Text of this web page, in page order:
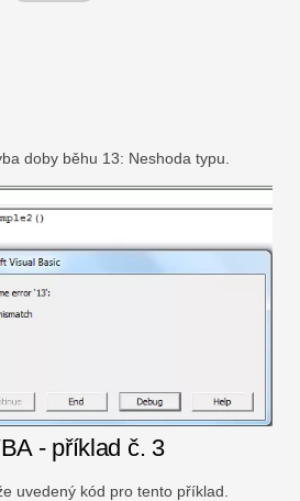
doby běhu 13: Neshoda typu.
- příklad č. 3
uvedený kód pro tento příklad.